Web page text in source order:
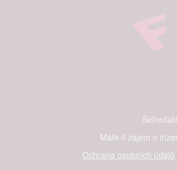
Máte-li zájem o
Ochrana osobních údajů
možnost: Zajištění
Poskytování a